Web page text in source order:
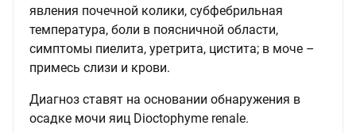
явления почечной колики, субфебрильная
температура, боли в поясничной области,
симптомы пиелита, уретрита, цистита; в моче –
примесь слизи и крови.
Диагноз ставят на основании обнаружения в
осадке мочи яиц Dioctophyme renale.